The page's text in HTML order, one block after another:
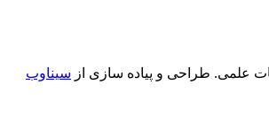
علمی. طراحی و پیاده سازی از سیناوب